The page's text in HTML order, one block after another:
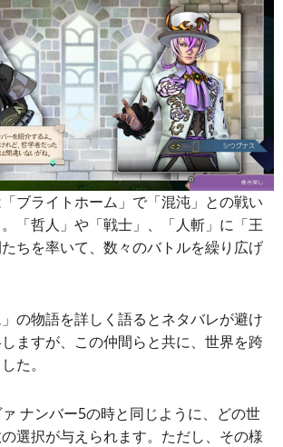
ブライトホーム」で「混沌」との戦い
「哲人」や「戦士」、「人斬」に「王
ちを率いて、数々のバトルを繰り広げ
」の物語を詳しく語るとネタバレが避け
ますが、この仲間らと共に、世界を跨
た。
ナンバー5の時と同じように、どの世
選択が与えられます。ただし、その様